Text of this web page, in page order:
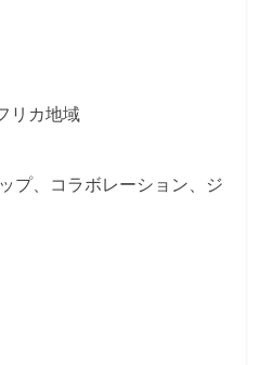
リカ地域
プ、コラボレーション、ジ